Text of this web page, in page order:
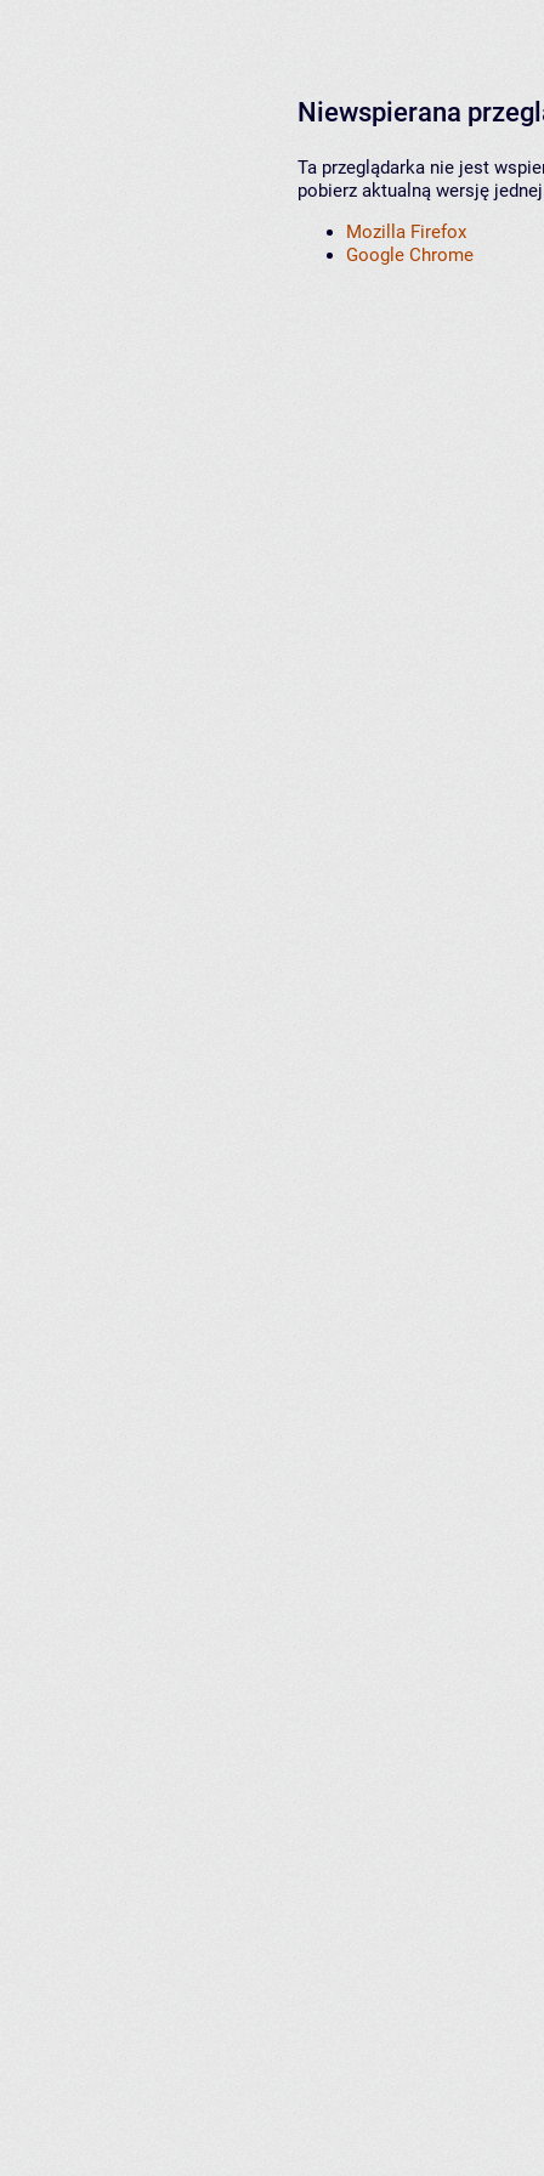
Niewspierana
Ta przeglądarka nie jest
pobierz aktualną wersję
Mozilla Firefox
Google Chrome